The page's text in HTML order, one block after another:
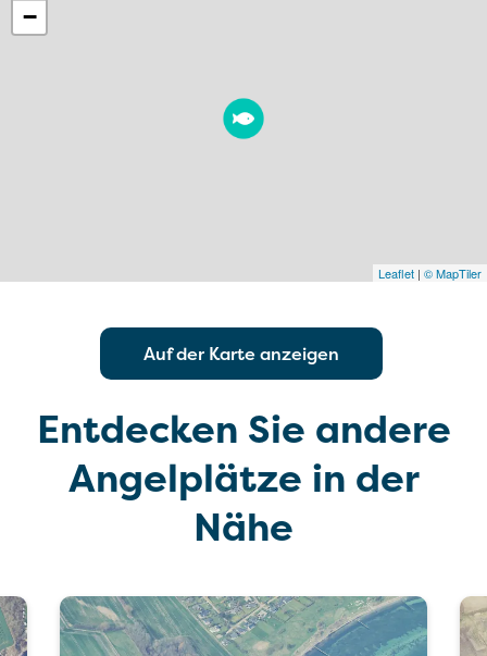
−
Leaflet | © MapTiler
Auf der Karte anzeigen
Entdecken Sie andere
Angelplätze in der
Nähe